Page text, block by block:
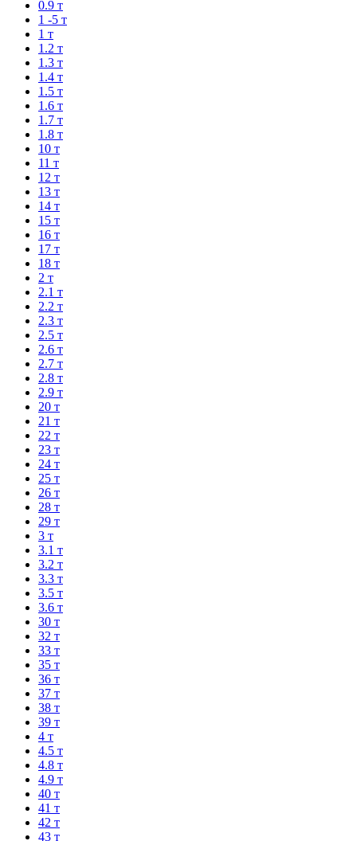
0.9 т
1 -5 т
1 т
1.2 т
1.3 т
1.4 т
1.5 т
1.6 т
1.7 т
1.8 т
10 т
11 т
12 т
13 т
14 т
15 т
16 т
17 т
18 т
2 т
2.1 т
2.2 т
2.3 т
2.5 т
2.6 т
2.7 т
2.8 т
2.9 т
20 т
21 т
22 т
23 т
24 т
25 т
26 т
28 т
29 т
3 т
3.1 т
3.2 т
3.3 т
3.5 т
3.6 т
30 т
32 т
33 т
35 т
36 т
37 т
38 т
39 т
4 т
4.5 т
4.8 т
4.9 т
40 т
41 т
42 т
43 т